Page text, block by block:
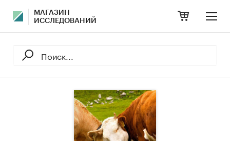
МАГАЗИН
ИССЛЕДОВАНИЙ